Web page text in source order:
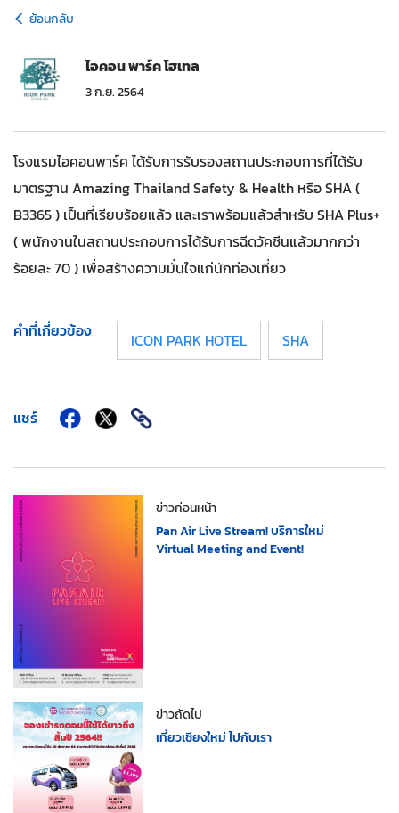
ย้อนกลับ
ไอคอน พาร์ค โฮเทล
3 ก.ย. 2564
โรงแรมไอคอนพาร์ค ได้รับการรับรองสถานประกอบการที่ได้รับ
มาตรฐาน Amazing Thailand Safety & Health หรือ SHA (
B3365 ) เป็นที่เรียบร้อยแล้ว และเราพร้อมแล้วสำหรับ SHA Plus+
( พนักงานในสถานประกอบการได้รับการฉีดวัคซีนแล้วมากกว่า
ร้อยละ 70 ) เพื่อสร้างความมั่นใจแก่นักท่องเที่ยว
คำที่เกี่ยวข้อง ICON PARK HOTEL SHA
แชร์
ข่าวก่อนหน้า
Pan Air Live Stream! บริการใหม่
Virtual Meeting and Event!
ข่าวถัดไป
เที่ยวเชียงใหม่ ไปกับเรา